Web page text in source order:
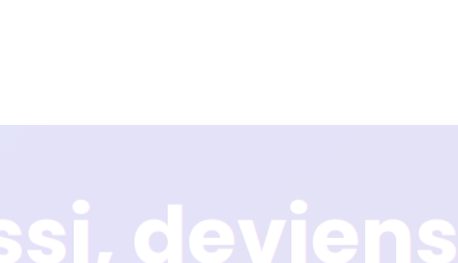
deviens
deviens